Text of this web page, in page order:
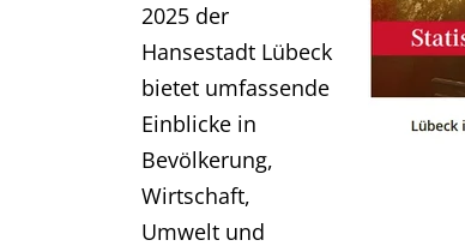
2025 der
Hansestadt Lübeck
bietet umfassende
Einblicke in
Bevölkerung,
Wirtschaft,
Umwelt und